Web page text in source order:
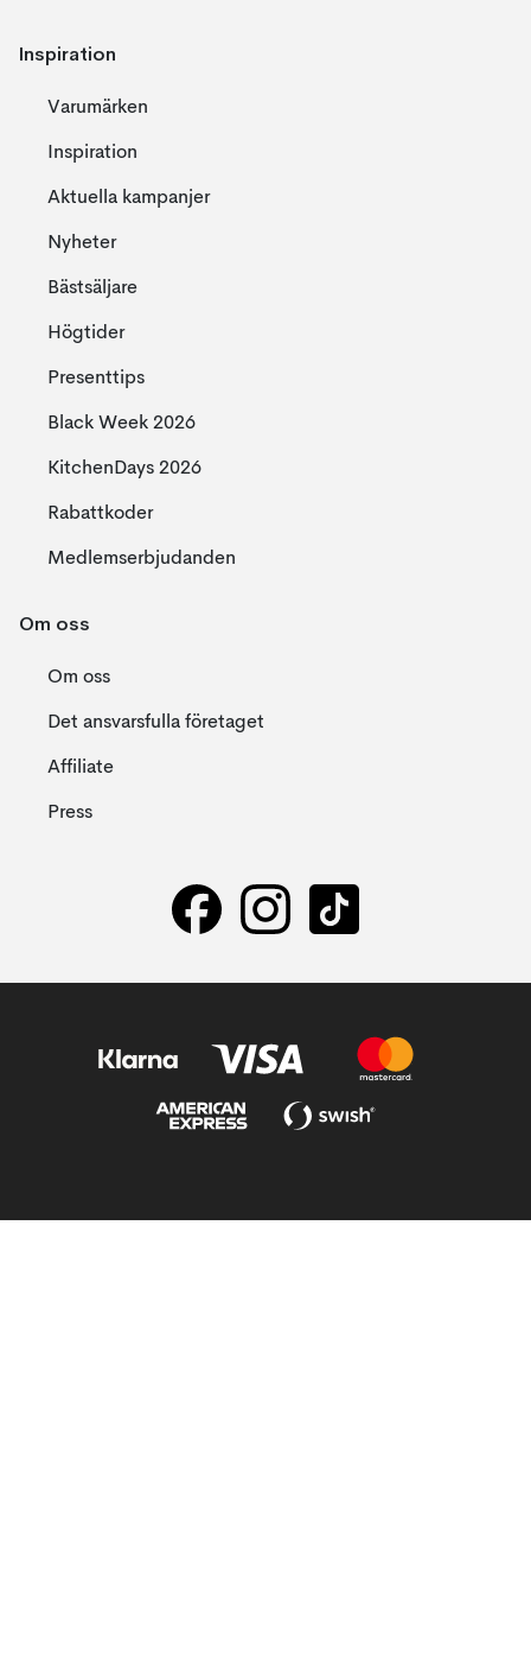
Inspiration
Varumärken
Inspiration
Aktuella kampanjer
Nyheter
Bästsäljare
Högtider
Presenttips
Black Week 2026
KitchenDays 2026
Rabattkoder
Medlemserbjudanden
Om oss
Om oss
Det ansvarsfulla företaget
Affiliate
Press